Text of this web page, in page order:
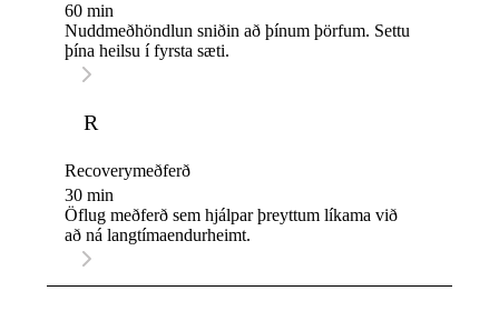
60 min
Nuddmeðhöndlun sniðin að þínum þörfum. Settu
þína heilsu í fyrsta sæti.
R
Recoverymeðferð
30 min
Öflug meðferð sem hjálpar þreyttum líkama við
að ná langtímaendurheimt.